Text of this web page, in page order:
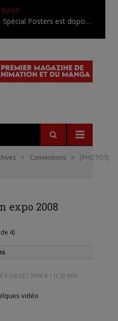
BREF
L’AnimeLand Hors-Série – Spécial Posters est disponible !
» Conventions »
[PHOTOS]
expo 2008
4)
8 JUILLET 2008 À 1 H 32 MIN
vidéo